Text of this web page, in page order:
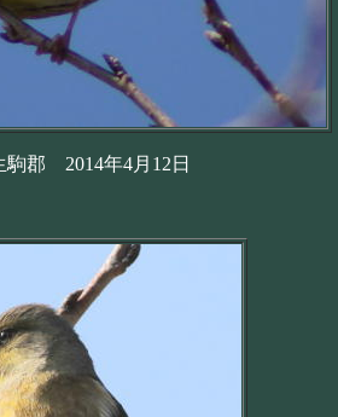
駒郡 2014年4月12日